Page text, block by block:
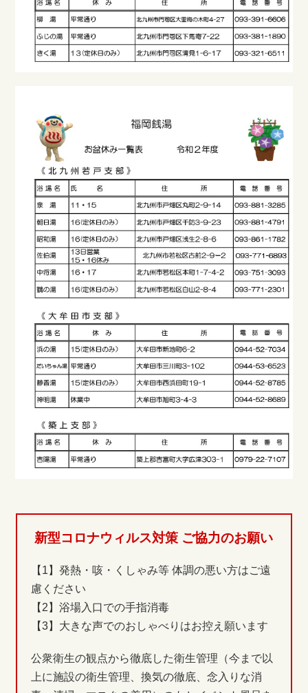
新型コロナウィルス対策 ご協力のお願い
【1】発熱・咳・くしゃみ等 体調の悪い方はご遠
慮ください
【2】浴場入口での手指消毒
【3】大きな声でのおしゃべりはお控え願います
公衆衛生の観点から徹底した衛生管理（今まで以
上に施設の衛生管理、換気の徹底、念入りな消